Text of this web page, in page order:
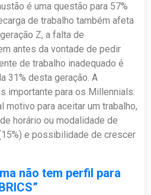
é uma questão para 57%
de trabalho também afeta
Z, a falta de
antes da vontade de pedir
de trabalho inadequado é
31% desta geração. A
importante para os Millennials:
motivo para aceitar um trabalho,
horário ou modalidade de
e possibilidade de crescer
não tem perfil para